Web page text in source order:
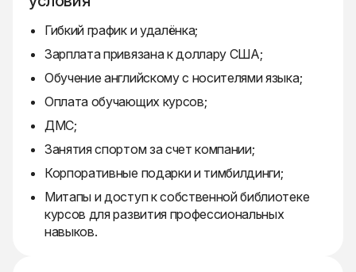
Гибкий график и удалёнка;
Зарплата привязана к доллару США;
Обучение английскому с носителями языка;
Оплата обучающих курсов;
ДМС;
Занятия спортом за счет компании;
Корпоративные подарки и тимбилдинги;
Митапы и доступ к собственной библиотеке
курсов для развития профессиональных
навыков.